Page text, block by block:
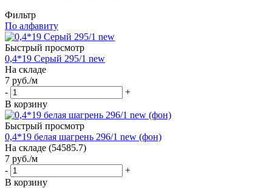
Фильтр
По алфавиту
Быстрый просмотр
0,4*19 Серый 295/1 new
На складе
7 руб./м
-
+
В корзину
Быстрый просмотр
0,4*19 белая шагрень 296/1 new (фон)
На складе (54585.7)
7 руб./м
-
+
В корзину